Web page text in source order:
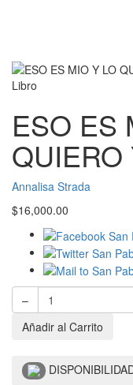
Libro
ESO ES
QUIERO
Annalisa Strada
$16,000.00
–
Añadir al Carrito